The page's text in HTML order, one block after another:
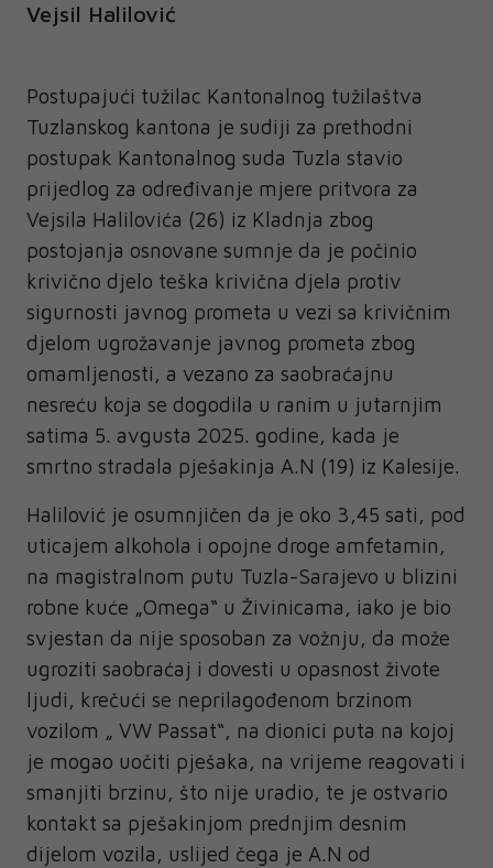
Vejsil Halilović
Postupajući tužilac Kantonalnog tužilaštva
Tuzlanskog kantona je sudiji za prethodni
postupak Kantonalnog suda Tuzla stavio
prijedlog za određivanje mjere pritvora za
Vejsila Halilovića (26) iz Kladnja zbog
postojanja osnovane sumnje da je počinio
krivično djelo teška krivična djela protiv
sigurnosti javnog prometa u vezi sa krivičnim
djelom ugrožavanje javnog prometa zbog
omamljenosti, a vezano za saobraćajnu
nesreću koja se dogodila u ranim u jutarnjim
satima 5. avgusta 2025. godine, kada je
smrtno stradala pješakinja A.N (19) iz Kalesije.
Halilović je osumnjičen da je oko 3,45 sati, pod
uticajem alkohola i opojne droge amfetamin,
na magistralnom putu Tuzla-Sarajevo u blizini
robne kuće „Omega“ u Živinicama, iako je bio
svjestan da nije sposoban za vožnju, da može
ugroziti saobraćaj i dovesti u opasnost živote
ljudi, krečući se neprilagođenom brzinom
vozilom „ VW Passat“, na dionici puta na kojoj
je mogao uočiti pješaka, na vrijeme reagovati i
smanjiti brzinu, što nije uradio, te je ostvario
kontakt sa pješakinjom prednjim desnim
dijelom vozila, uslijed čega je A.N od